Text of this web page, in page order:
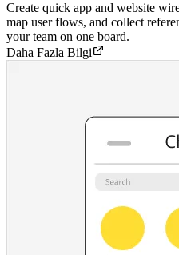
Create quick app and website
map user flows, and collect
your team on one board.
Daha Fazla Bilgi